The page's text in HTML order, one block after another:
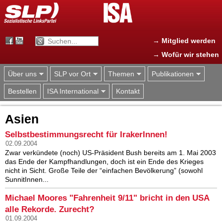
Jump to navigation
→ Mitglied werden
→ Wofür wir stehen
Über uns SLP vor Ort Themen Publikationen
Bestellen ISA International Kontakt
Asien
Selbstbestimmungsrecht für IrakerInnen!
02.09.2004
Zwar verkündete (noch) US-Präsident Bush bereits am 1. Mai 2003
das Ende der Kampfhandlungen, doch ist ein Ende des Krieges
nicht in Sicht. Große Teile der “einfachen Bevölkerung” (sowohl
SunnitInnen...
Michael Moores "Fahrenheit 9/11" bricht in den USA
alle Rekorde. Zurecht?
01.09.2004